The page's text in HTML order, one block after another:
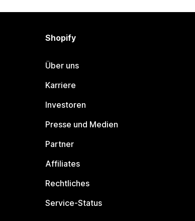
Shopify
Über uns
Karriere
Investoren
Presse und Medien
Partner
Affiliates
Rechtliches
Service-Status